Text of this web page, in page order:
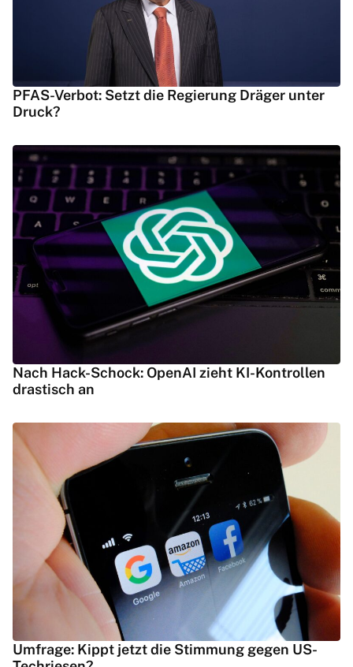
PFAS-Verbot: Setzt die Regierung Dräger unter
Druck?
Nach Hack-Schock: OpenAI zieht KI-Kontrollen
drastisch an
Umfrage: Kippt jetzt die Stimmung gegen US-